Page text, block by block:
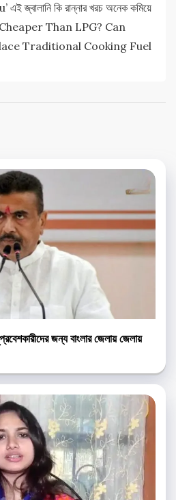
জ্বালানি কি রান্নার খরচ অনেক কমিয়ে
Than LPG? Can
Traditional Cooking Fuel
জন্য বাংলার জেলায় জেলায়